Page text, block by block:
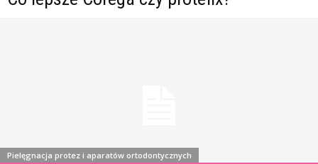
Pielęgnacja protez i aparatów ortodontycznych